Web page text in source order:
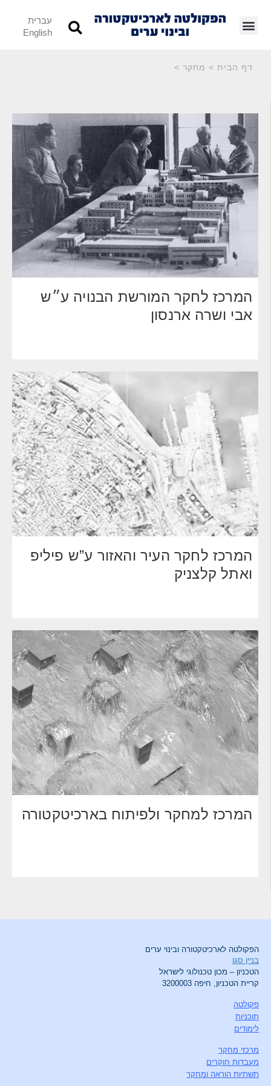
עברית
English
דף הבית > מחקר >
המרכז לחקר המורשת הבנויה ע״ש
אבי ושרה ארנסון
המרכז לחקר העיר והאזור ע”ש פיליפ
ואתל קלצניק
המרכז למחקר ולפיתוח בארכיטקטורה
הפקולטה לארכיטקטורה ובינוי ערים
בניין סגו
הטכניון – מכון טכנולוגי לישראל
קריית הטכניון, חיפה 3200003
פקולטה
תוכניות
לימודים
מרכזי מחקר
מעבדות חוקרים
תשתיות הוראה ומחקר